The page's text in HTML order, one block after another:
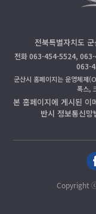
전북특별자치도
전화 063-454-5524,
063-
군산시 홈페이지는 운영체제
폭스,
본 홈페이지에 게시된 이
반시 정보통신
Copyright